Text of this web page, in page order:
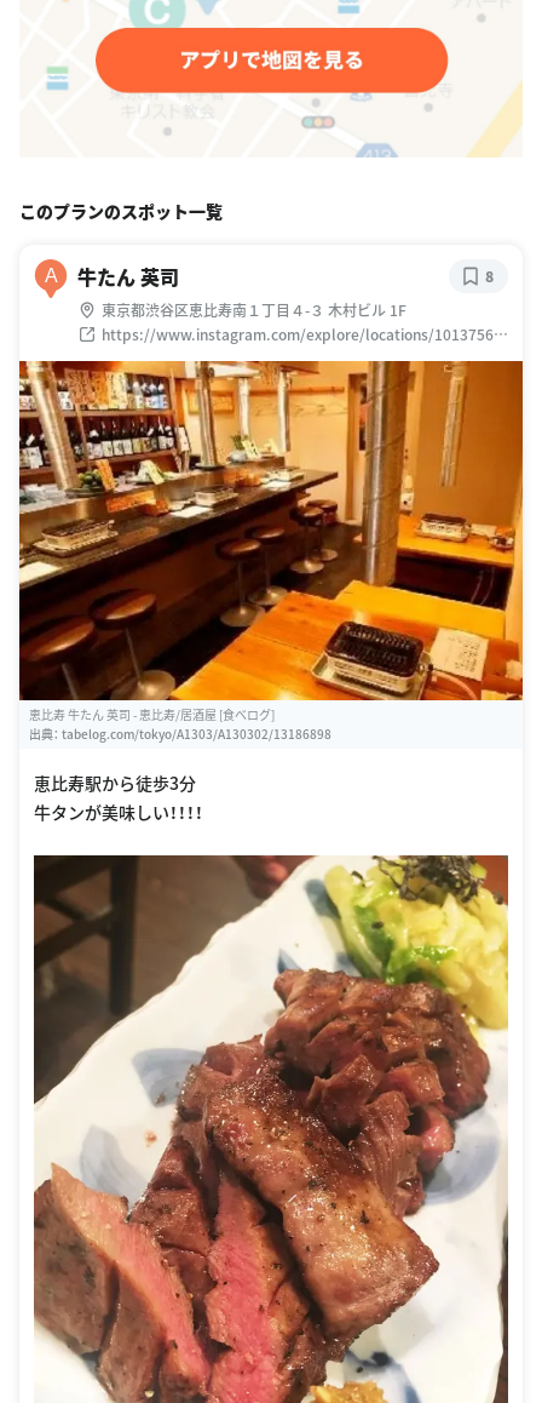
このプランのスポット一覧
A 牛たん 英司
東京都渋谷区恵比寿南１丁目４-３ 木村ビル 1F
https://www.instagram.com/explore/locations/10137561
95
8
恵比寿 牛たん 英司 - 恵比寿/居酒屋 [食べログ]
出典： tabelog.com/tokyo/A1303/A130302/13186898
恵比寿駅から徒歩3分
牛タンが美味しい！！！！